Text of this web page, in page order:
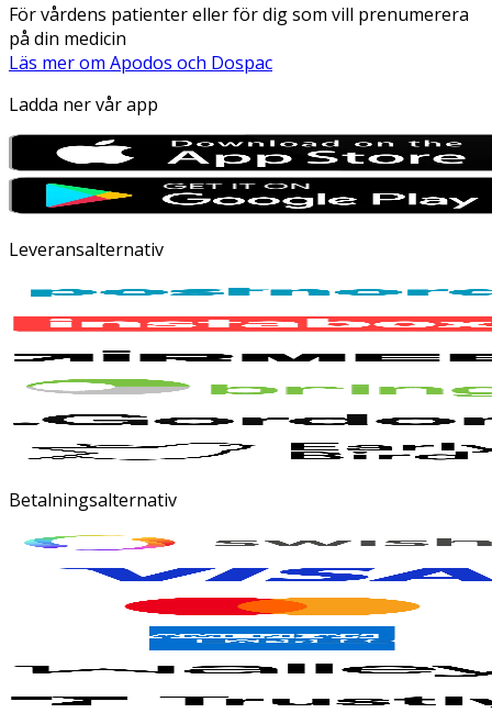
För vårdens patienter eller för dig som vill prenumerera
på din medicin
Läs mer om Apodos och Dospac
Ladda ner vår app
Leveransalternativ
Betalningsalternativ